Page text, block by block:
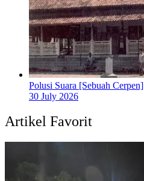
Polusi Suara [Sebuah Cerpen]
30 July 2026
Artikel Favorit